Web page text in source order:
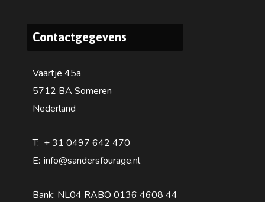
Contactgegevens
Vaartje 45a
5712 BA Someren
Nederland
T: + 31 0497 642 470
E: info@sandersfourage.nl
Bank: NL04 RABO 0136 4608 44